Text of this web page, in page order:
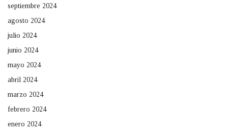
septiembre 2024
agosto 2024
julio 2024
junio 2024
mayo 2024
abril 2024
marzo 2024
febrero 2024
enero 2024